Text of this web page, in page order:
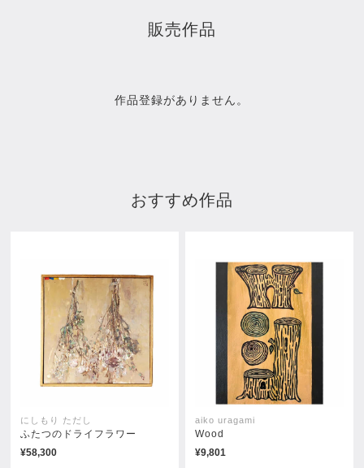
販売作品
作品登録がありません。
おすすめ作品
にしもり ただし
ふたつのドライフラワー
¥58,300
aiko uragami
Wood
¥9,801